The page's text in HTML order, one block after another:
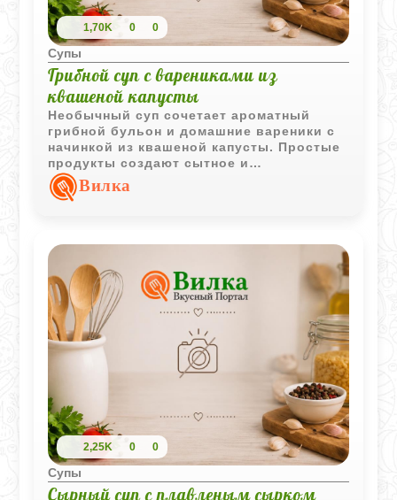
1,70K 0 0
Супы
Грибной суп с варениками из
квашеной капусты
Необычный суп сочетает ароматный
грибной бульон и домашние вареники с
начинкой из квашеной капусты. Простые
продукты создают сытное и
выразительное блюдо с характерным
вкусом традиционной домашней кухни.
Вилка
2,25K 0 0
Супы
Сырный суп с плавленым сырком